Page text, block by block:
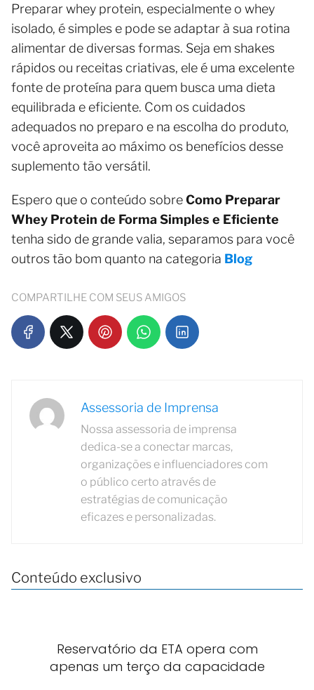
Preparar whey protein, especialmente o whey
isolado, é simples e pode se adaptar à sua rotina
alimentar de diversas formas. Seja em shakes
rápidos ou receitas criativas, ele é uma excelente
fonte de proteína para quem busca uma dieta
equilibrada e eficiente. Com os cuidados
adequados no preparo e na escolha do produto,
você aproveita ao máximo os benefícios desse
suplemento tão versátil.
Espero que o conteúdo sobreComo Preparar
Whey Protein de Forma Simples e Eficiente
tenha sido de grande valia, separamos para você
outros tão bom quanto na categoria Blog
COMPARTILHE COM SEUS AMIGOS
Assessoria de Imprensa
Nossa assessoria de imprensa
dedica-se a conectar marcas,
organizações e influenciadores com
o público certo através de
estratégias de comunicação
eficazes e personalizadas.
Conteúdo exclusivo
Reservatório da ETA opera com
apenas um terço da capacidade